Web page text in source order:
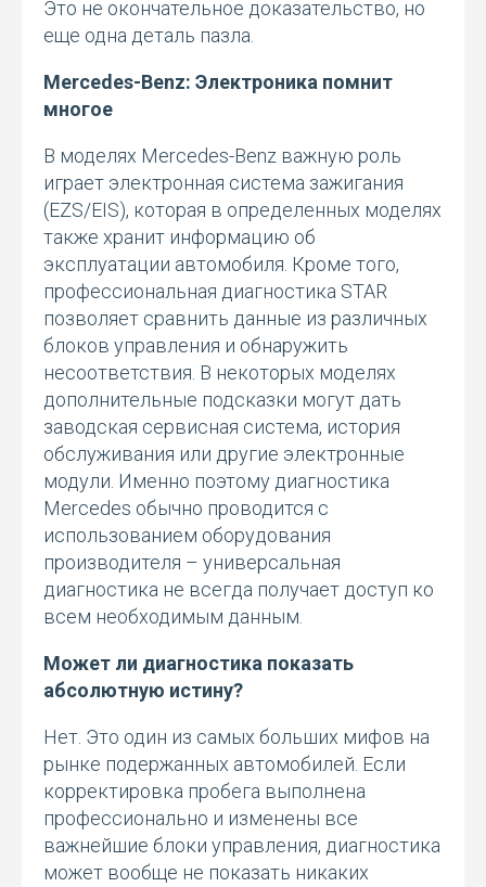
Это не окончательное доказательство, но
еще одна деталь пазла.
Mercedes-Benz: Электроника помнит
многое
В моделях Mercedes-Benz важную роль
играет электронная система зажигания
(EZS/EIS), которая в определенных моделях
также хранит информацию об
эксплуатации автомобиля. Кроме того,
профессиональная диагностика STAR
позволяет сравнить данные из различных
блоков управления и обнаружить
несоответствия. В некоторых моделях
дополнительные подсказки могут дать
заводская сервисная система, история
обслуживания или другие электронные
модули. Именно поэтому диагностика
Mercedes обычно проводится с
использованием оборудования
производителя – универсальная
диагностика не всегда получает доступ ко
всем необходимым данным.
Может ли диагностика показать
абсолютную истину?
Нет. Это один из самых больших мифов на
рынке подержанных автомобилей. Если
корректировка пробега выполнена
профессионально и изменены все
важнейшие блоки управления, диагностика
может вообще не показать никаких